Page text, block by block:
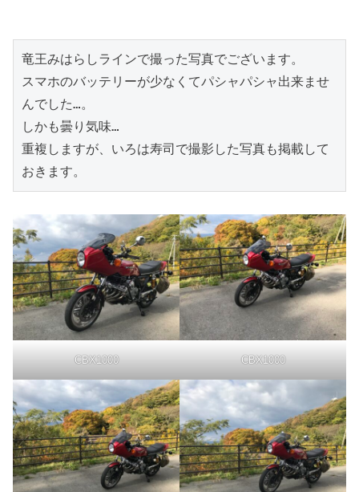
竜王みはらしラインで撮った写真でございます。
スマホのバッテリーが少なくてパシャパシャ出来ませ
んでした…。
しかも曇り気味…
重複しますが、いろは寿司で撮影した写真も掲載して
おきます。
CBX1000 CBX1000